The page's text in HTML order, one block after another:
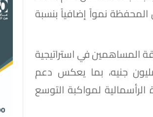
وواصلت مسيرة النمو خلال عام 2026 لتسجل المحفظة نمواً إضافياً بنسبة
المساهمين في استراتيجية
حيث تمت زيادة رأس مال الشركة بمبلغ 400 مليون جنيه، بما يعكس دعم
لمواكبة التوسع